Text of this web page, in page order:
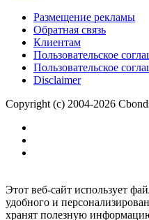
Размещение рекламы
Обратная связь
Пользовательское
Copyright (c) 2004-2026 Cbonds